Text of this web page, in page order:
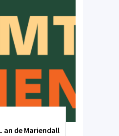
an de Mariendall